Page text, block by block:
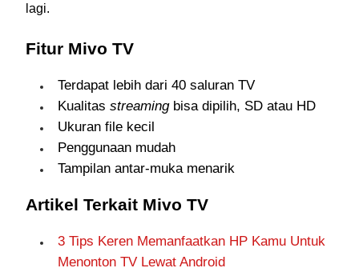
lagi.
Fitur Mivo TV
Terdapat lebih dari 40 saluran TV
Kualitas streamingbisa dipilih, SD atau HD
Ukuran file kecil
Penggunaan mudah
Tampilan antar-muka menarik
Artikel Terkait Mivo TV
3 Tips Keren Memanfaatkan HP Kamu Untuk
Menonton TV Lewat Android